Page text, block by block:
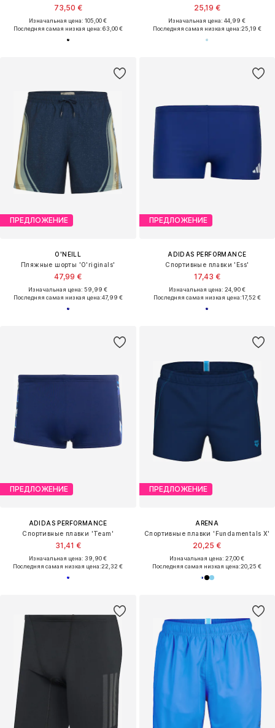
73,50 €
Изначальная цена: 105,00 €
Последняя самая низкая цена:63,00 €
25,19 €
Изначальная цена: 44,99 €
Последняя самая низкая цена:25,19 €
ПРЕДЛОЖЕНИЕ
O'NEILL
Пляжные шорты 'O'riginals'
47,99 €
Изначальная цена: 59,99 €
Последняя самая низкая цена:47,99 €
ПРЕДЛОЖЕНИЕ
ADIDAS PERFORMANCE
Спортивные плавки 'Ess'
17,43 €
Изначальная цена: 24,90 €
Последняя самая низкая цена:17,52 €
ПРЕДЛОЖЕНИЕ
ADIDAS PERFORMANCE
Спортивные плавки 'Team'
31,41 €
Изначальная цена: 39,90 €
Последняя самая низкая цена:22,32 €
ПРЕДЛОЖЕНИЕ
ARENA
Спортивные плавки 'Fundamentals X'
20,25 €
Изначальная цена: 27,00 €
Последняя самая низкая цена:20,25 €